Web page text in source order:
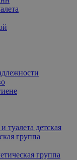
туалета детская
группа
группа